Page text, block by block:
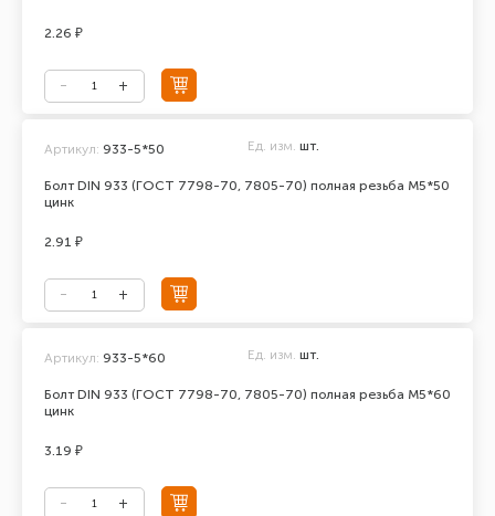
2.26 ₽
Болт DIN 933 (ГОСТ 7798-70, 7805-70) полная резьба М5*50
цинк
Артикул: 933-5*50 Ед. изм. шт.
2.91 ₽
Болт DIN 933 (ГОСТ 7798-70, 7805-70) полная резьба М5*60
цинк
Артикул: 933-5*60 Ед. изм. шт.
3.19 ₽